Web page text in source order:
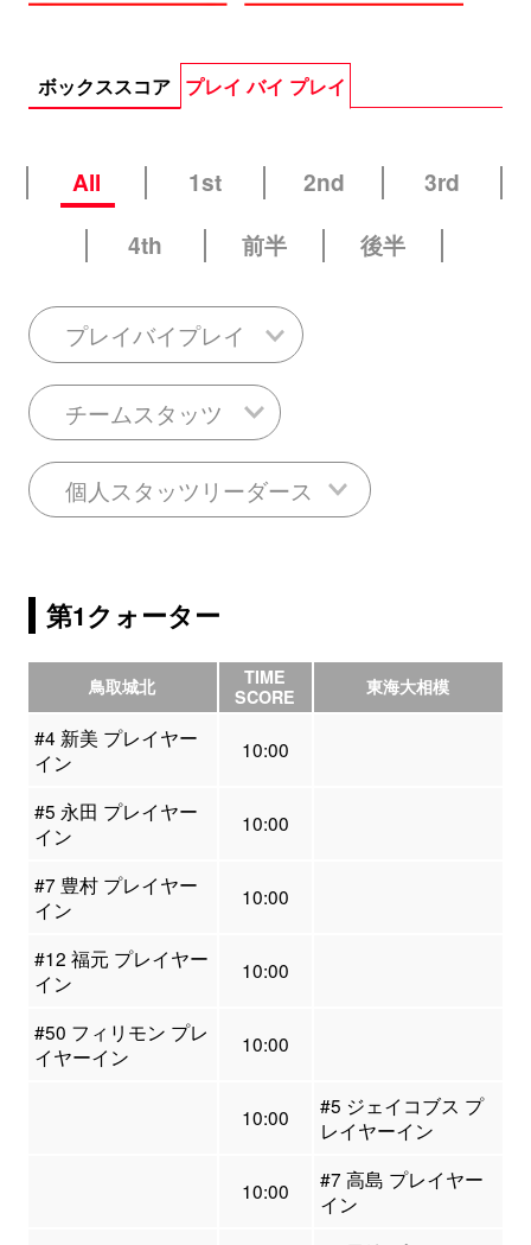
ボックススコア プレイ バイ プレイ
All 1st 2nd
3rd
4th
前半 後半
プレイバイプレイ
チームスタッツ
個人スタッツリーダース
第1クォーター
鳥取城北
TIME
SCORE
東海大相模
#4 新美 プレイヤー
イン
10:00
#5 永田 プレイヤー
イン
10:00
#7 豊村 プレイヤー
イン
10:00
#12 福元 プレイヤー
イン
10:00
#50 フィリモン プレ
イヤーイン
10:00
10:00
#5 ジェイコブス プ
レイヤーイン
10:00
#7 高島 プレイヤー
イン